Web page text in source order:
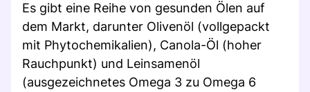
Es gibt eine Reihe von gesunden Ölen auf
dem Markt, darunter Olivenöl (vollgepackt
mit Phytochemikalien), Canola-Öl (hoher
Rauchpunkt) und Leinsamenöl
(ausgezeichnetes Omega 3 zu Omega 6